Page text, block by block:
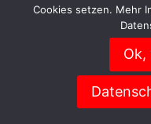
tab=ads
Soziales
Dienstanbieter:
Barrow Street, Dublin
LLC, 1600
94043, USA;
https://
Cookies setzen. Mehr
Ok,